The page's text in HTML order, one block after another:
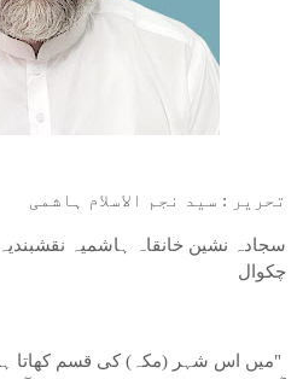
تحریر : سید نجم الاسلام ہاشمی
سجادہ نشین خانقاہ ہاشمیہ
چکوال
"میں اس شہر (مکہ) کی قسم کھاتا